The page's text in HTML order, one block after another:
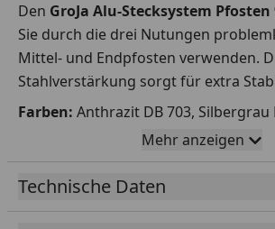
Den GroJa Alu-Stecksystem Pfosten
Sie durch die drei Nutungen
Mittel- und Endpfosten verwenden.
Stahlverstärkung sorgt für extra
Farben: Anthrazit DB 703, Silbergrau
Pfostenlängen zum Einbetonieren :
mm
Pfostenlängen zum Aufdübeln: 1
Mehr anzeigen
Technische Daten